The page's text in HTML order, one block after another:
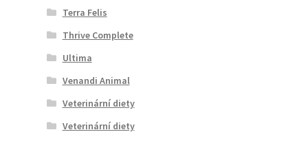
Terra Felis
Thrive Complete
Ultima
Venandi Animal
Veterinární diety
Veterinární diety